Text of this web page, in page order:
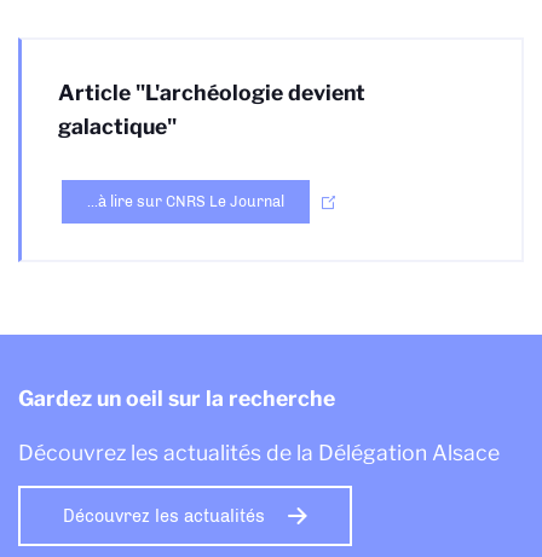
Article "L'archéologie devient
galactique"
...à lire sur CNRS Le Journal
Gardez un oeil sur la recherche
Découvrez les actualités de la Délégation Alsace
Découvrez les actualités